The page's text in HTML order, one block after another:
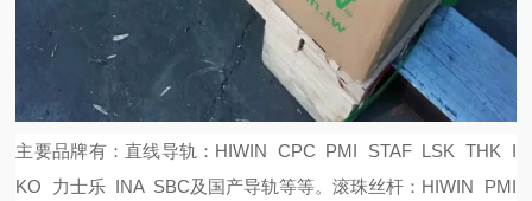
主要品牌有：直线导轨： HIWIN CPC PMI STAF LSK THK I
KO 力士乐 INA SBC及国产导轨等等。滚珠丝杆： HIWIN PMI